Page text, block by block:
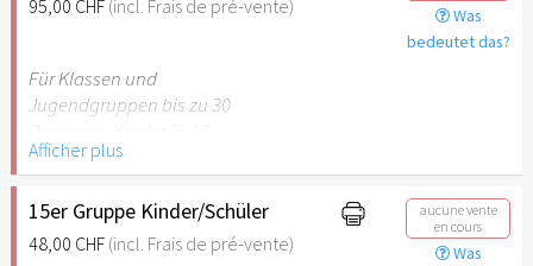
empfehlenswert.
95,00 CHF (incl. Frais de pré-vente)
Was
bedeutet das?
Für Klassen und
Jugendgruppen bis zu 30
Jahre) oder Schüler mit
Schülerausweis inklusive 2
erwachsene
Begleitpersonen.
Afficher plus
15er Gruppe Kinder/Schüler
48,00 CHF (incl. Frais de pré-vente)
aucune vente
en cours
Was